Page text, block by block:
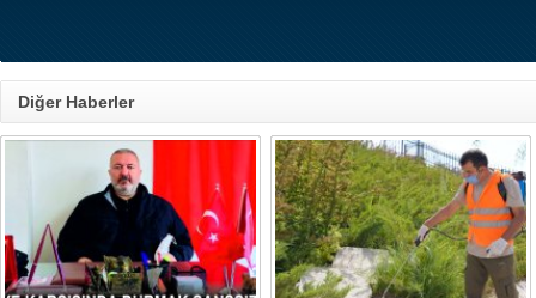
Diğer Haberler